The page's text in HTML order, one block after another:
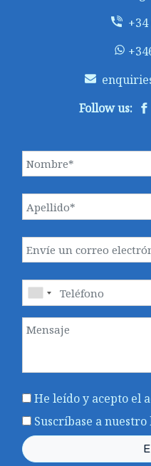
Follow us:
He leído y acepto el
Suscríbase a